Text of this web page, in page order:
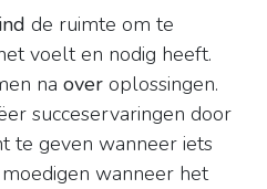
de ruimte om te
voelt en nodig heeft.
na over oplossingen.
succeservaringen door
te geven wanneer iets
wanneer het